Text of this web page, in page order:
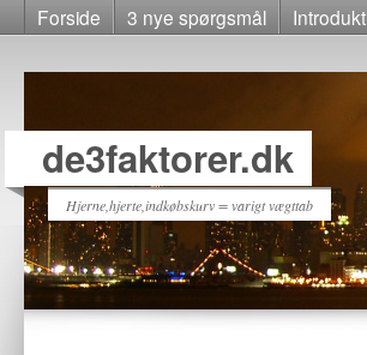
Forside 3 nye spørgsmål
de3faktorer.dk
Hjerne,hjerte,indkøbskurv = varigt vægttab